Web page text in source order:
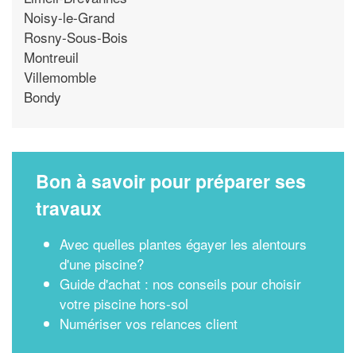
Noisy-le-Grand
Rosny-Sous-Bois
Montreuil
Villemomble
Bondy
Bon à savoir pour préparer ses
travaux
Avec quelles plantes égayer les alentours
d'une piscine?
Guide d'achat : nos conseils pour choisir
votre piscine hors-sol
Numériser vos relances client